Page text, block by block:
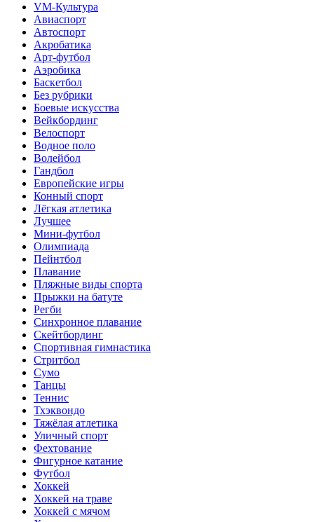
VM-Культура
Авиаспорт
Автоспорт
Акробатика
Арт-футбол
Аэробика
Баскетбол
Без рубрики
Боевые искусства
Вейкбординг
Велоспорт
Водное поло
Волейбол
Гандбол
Европейские игры
Конный спорт
Лёгкая атлетика
Лучшее
Мини-футбол
Олимпиада
Пейнтбол
Плавание
Пляжные виды спорта
Прыжки на батуте
Регби
Синхронное плавание
Скейтбординг
Спортивная гимнастика
Стритбол
Сумо
Танцы
Теннис
Тхэквондо
Тяжёлая атлетика
Уличный спорт
Фехтование
Фигурное катание
Футбол
Хоккей
Хоккей на траве
Хоккей с мячом